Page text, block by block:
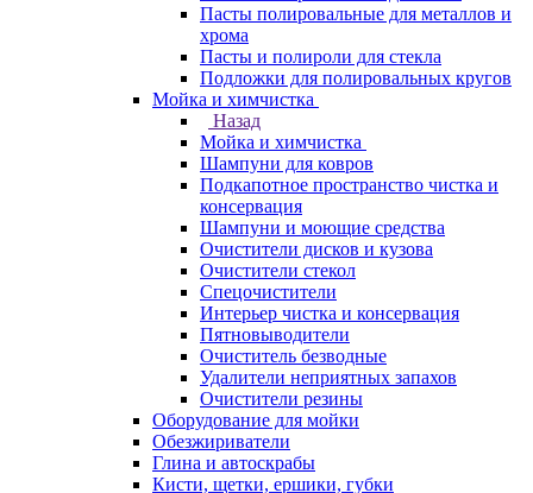
Пасты полировальные для металлов и
хрома
Пасты и полироли для стекла
Подложки для полировальных кругов
Мойка и химчистка
Назад
Мойка и химчистка
Шампуни для ковров
Подкапотное пространство чистка и
консервация
Шампуни и моющие средства
Очистители дисков и кузова
Очистители стекол
Спецочистители
Интерьер чистка и консервация
Пятновыводители
Очиститель безводные
Удалители неприятных запахов
Очистители резины
Оборудование для мойки
Обезжириватели
Глина и автоскрабы
Кисти, щетки, ершики, губки